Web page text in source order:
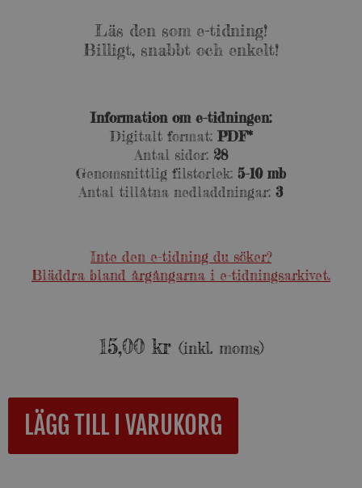
Läs den som e-tidning!
Billigt, snabbt och enkelt!
Information om e-tidningen:
Digitalt format: PDF*
Antal sidor: 28
Genomsnittlig filstorlek: 5-10 mb
Antal tillåtna nedladdningar: 3
Inte den e-tidning du söker?
Bläddra bland årgångarna i e-tidningsarkivet.
15,00 kr (inkl. moms)
LÄGG TILL I VARUKORG